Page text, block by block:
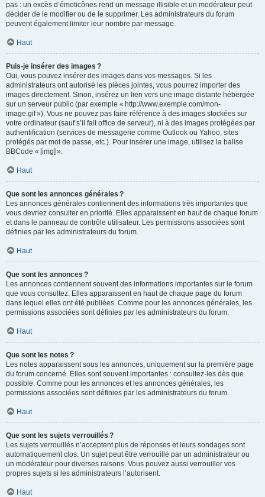
pas : un excès d’émoticônes rend un message illisible et un modérateur peut
décider de le modifier ou de le supprimer. Les administrateurs du forum
peuvent également limiter leur nombre par message.
Haut
Puis-je insérer des images ?
Oui, vous pouvez insérer des images dans vos messages. Si les
administrateurs ont autorisé les pièces jointes, vous pourrez importer des
images directement. Sinon, insérez un lien vers une image distante hébergée
sur un serveur public (par exemple « http://www.exemple.com/mon-
image.gif »). Vous ne pouvez pas faire référence à des images stockées sur
votre ordinateur (sauf s’il fait office de serveur), ni à des images protégées par
authentification (services de messagerie comme Outlook ou Yahoo, sites
protégés par mot de passe, etc.). Pour insérer une image, utilisez la balise
BBCode « [img] ».
Haut
Que sont les annonces générales ?
Les annonces générales contiennent des informations très importantes que
vous devriez consulter en priorité. Elles apparaissent en haut de chaque forum
et dans le panneau de contrôle utilisateur. Les permissions associées sont
définies par les administrateurs du forum.
Haut
Que sont les annonces ?
Les annonces contiennent souvent des informations importantes sur le forum
que vous consultez. Elles apparaissent en haut de chaque page du forum
dans lequel elles ont été publiées. Comme pour les annonces générales, les
permissions associées sont définies par les administrateurs du forum.
Haut
Que sont les notes ?
Les notes apparaissent sous les annonces, uniquement sur la première page
du forum concerné. Elles sont souvent importantes : consultez-les dès que
possible. Comme pour les annonces et les annonces générales, les
permissions associées sont définies par les administrateurs du forum.
Haut
Que sont les sujets verrouillés ?
Les sujets verrouillés n’acceptent plus de réponses et leurs sondages sont
automatiquement clos. Un sujet peut être verrouillé par un administrateur ou
un modérateur pour diverses raisons. Vous pouvez aussi verrouiller vos
propres sujets si les administrateurs l’autorisent.
Haut